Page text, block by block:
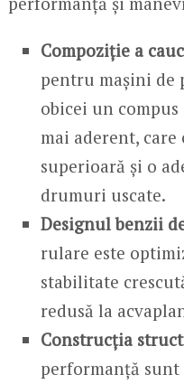
Compoziție a
pentru mașini de
obicei un
mai aderent,
superioară și o
drumuri uscate.
Designul benzii
rulare este
stabilitate
redusă la
Construcția
performanță sunt